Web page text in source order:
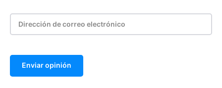
Enviar opinión